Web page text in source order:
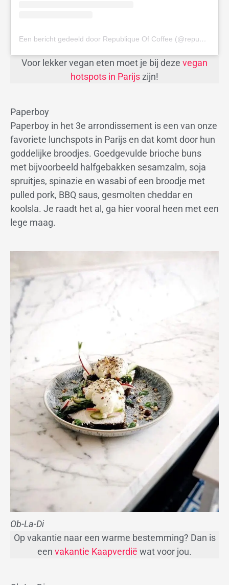
Een bericht gedeeld door Republique Of Coffee (@republiqueofcoffee)
Voor lekker vegan eten moet je bij deze vegan
hotspots in Parijs zijn!
Paperboy
Paperboy in het 3e arrondissement is een van onze
favoriete lunchspots in Parijs en dat komt door hun
goddelijke broodjes. Goedgevulde brioche buns
met bijvoorbeeld halfgebakken sesamzalm, soja
spruitjes, spinazie en wasabi of een broodje met
pulled pork, BBQ saus, gesmolten cheddar en
koolsla. Je raadt het al, ga hier vooral heen met een
lege maag.
Ob-La-Di
Op vakantie naar een warme bestemming? Dan is
een vakantie Kaapverdië wat voor jou.